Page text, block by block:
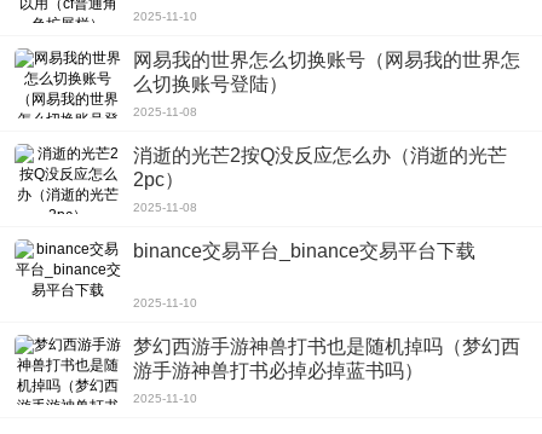
间去了解游戏规则，游戏规则就在画面上能够直接看出来，非常的一目了然。
这款游戏小编觉得非常适合给小孩子玩，小孩子在玩的时候能够增长很多智力，
并且还能得到很多快乐。
2025-11-10
网易我的世界怎么切换账号（网易我的世界怎
么切换账号登陆）
2025-11-08
消逝的光芒2按Q没反应怎么办（消逝的光芒
2pc）
2025-11-08
binance交易平台_binance交易平台下载
2025-11-10
梦幻西游手游神兽打书也是随机掉吗（梦幻西
游手游神兽打书必掉必掉蓝书吗）
2025-11-10